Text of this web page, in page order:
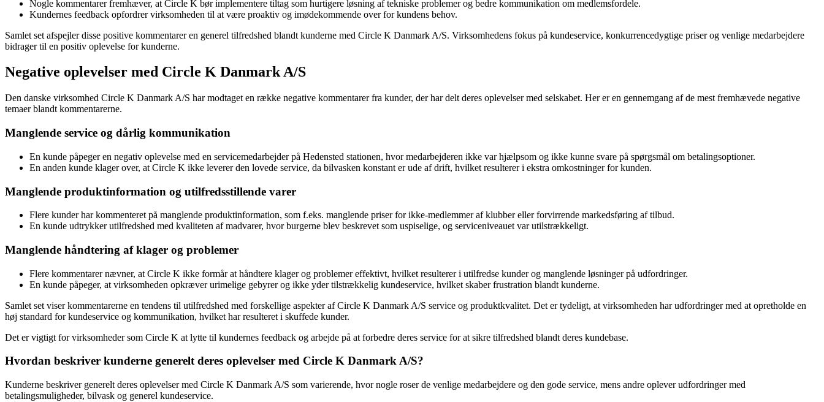
Nogle kommentarer fremhæver, at Circle K bør implementere tiltag som hurtigere løsning af tekniske problemer og bedre kommunikation om medlemsfordele.
Kundernes feedback opfordrer virksomheden til at være proaktiv og imødekommende over for kundens behov.
Samlet set afspejler disse positive kommentarer en generel tilfredshed blandt kunderne med Circle K Danmark A/S. Virksomhedens fokus på kundeservice, konkurrencedygtige priser og venlige medarbejdere
bidrager til en positiv oplevelse for kunderne.
Negative oplevelser med Circle K Danmark A/S
Den danske virksomhed Circle K Danmark A/S har modtaget en række negative kommentarer fra kunder, der har delt deres oplevelser med selskabet. Her er en gennemgang af de mest fremhævede negative
temaer blandt kommentarerne.
Manglende service og dårlig kommunikation
En kunde påpeger en negativ oplevelse med en servicemedarbejder på Hedensted stationen, hvor medarbejderen ikke var hjælpsom og ikke kunne svare på spørgsmål om betalingsoptioner.
En anden kunde klager over, at Circle K ikke leverer den lovede service, da bilvasken konstant er ude af drift, hvilket resulterer i ekstra omkostninger for kunden.
Manglende produktinformation og utilfredsstillende varer
Flere kunder har kommenteret på manglende produktinformation, som f.eks. manglende priser for ikke-medlemmer af klubber eller forvirrende markedsføring af tilbud.
En kunde udtrykker utilfredshed med kvaliteten af madvarer, hvor burgerne blev beskrevet som uspiselige, og serviceniveauet var utilstrækkeligt.
Manglende håndtering af klager og problemer
Flere kommentarer nævner, at Circle K ikke formår at håndtere klager og problemer effektivt, hvilket resulterer i utilfredse kunder og manglende løsninger på udfordringer.
En kunde påpeger, at virksomheden opkræver urimelige gebyrer og ikke yder tilstrækkelig kundeservice, hvilket skaber frustration blandt kunderne.
Samlet set viser kommentarerne en tendens til utilfredshed med forskellige aspekter af Circle K Danmark A/S service og produktkvalitet. Det er tydeligt, at virksomheden har udfordringer med at opretholde en
høj standard for kundeservice og kommunikation, hvilket har resulteret i skuffede kunder.
Det er vigtigt for virksomheder som Circle K at lytte til kundernes feedback og arbejde på at forbedre deres service for at sikre tilfredshed blandt deres kundebase.
Hvordan beskriver kunderne generelt deres oplevelser med Circle K Danmark A/S?
Kunderne beskriver generelt deres oplevelser med Circle K Danmark A/S som varierende, hvor nogle roser de venlige medarbejdere og den gode service, mens andre oplever udfordringer med
betalingsmuligheder, bilvask og generel kundeservice.